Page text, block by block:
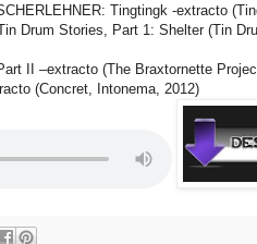
Tingtingk -extracto
Drum Stories, Part 1: Shelter (Tin
II –extracto (The Braxtornette
(Concret, Intonema, 2012)